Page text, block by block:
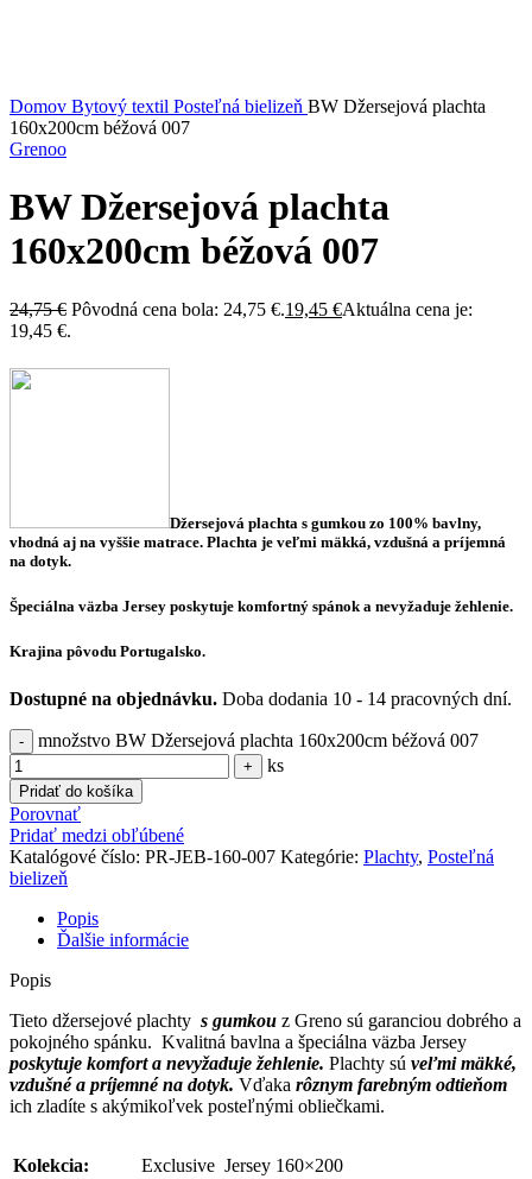
Domov Bytový textil Posteľná bielizeň BW Džersejová plachta
160x200cm béžová 007
Grenoo
BW Džersejová plachta
160x200cm béžová 007
24,75€ Pôvodná cena bola: 24,75 €.19,45 €Aktuálna cena je:
19,45 €.
Džersejová plachta s gumkou zo 100% bavlny,
vhodná aj na vyššie matrace. Plachta je veľmi mäkká, vzdušná a príjemná
na dotyk.
Špeciálna väzba Jersey poskytuje komfortný spánok a nevyžaduje žehlenie.
Krajina pôvodu Portugalsko.
Dostupné na objednávku. Doba dodania 10 - 14 pracovných dní.
množstvo BW Džersejová plachta 160x200cm béžová 007
ks
Pridať do košíka
Porovnať
Pridať medzi obľúbené
Katalógové číslo: PR-JEB-160-007 Kategórie: Plachty, Posteľná
bielizeň
Popis
Ďalšie informácie
Popis
Tieto džersejové plachty s gumkou z Greno sú garanciou dobrého a
pokojného spánku. Kvalitná bavlna a špeciálna väzba Jersey
poskytuje komfort a nevyžaduje žehlenie. Plachty sú veľmi mäkké,
vzdušné a príjemné na dotyk. Vďaka rôznym farebným odtieňom
ich zladíte s akýmikoľvek posteľnými obliečkami.
Kolekcia: Exclusive Jersey 160×200